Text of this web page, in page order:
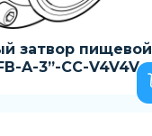
затвор пищевой
A-3”-CC-V4V4V